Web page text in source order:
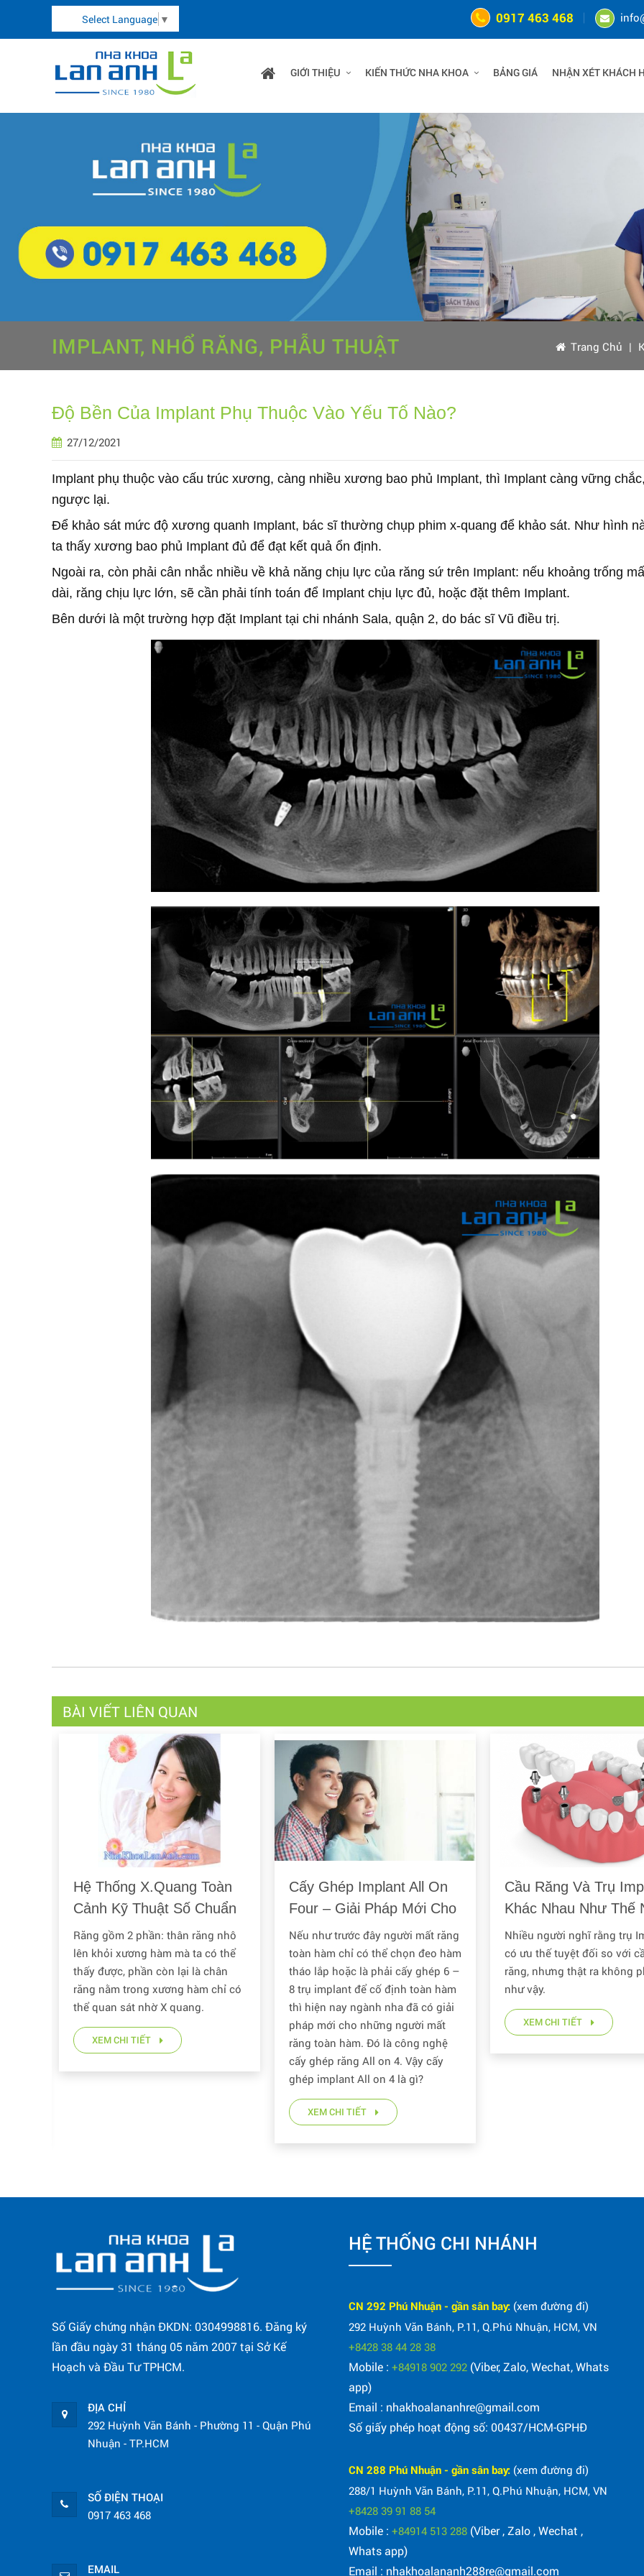
Select Language ▼ 0917 463 468
GIỚI THIỆU KIẾN THỨC NHA KHOA BẢNG GIÁ NHẬN XÉT KHÁCH
IMPLANT, NHỔ RĂNG, PHẪU THUẬT Trang Chủ |
Độ Bền Của Implant Phụ Thuộc Vào Yếu Tố Nào?
27/12/2021
Implant phụ thuộc vào cấu trúc xương, càng nhiều xương bao phủ Implant, thì Implant càng vững
ngược lại.
Để khảo sát mức độ xương quanh Implant, bác sĩ thường chụp phim x-quang để khảo sát. Như hình
ta thấy xương bao phủ Implant đủ để đạt kết quả ổn định.
Ngoài ra, còn phải cân nhắc nhiều về khả năng chịu lực của răng sứ trên Implant: nếu khoảng trống
dài, răng chịu lực lớn, sẽ cần phải tính toán để Implant chịu lực đủ, hoặc đặt thêm Implant.
Bên dưới là một trường hợp đặt Implant tại chi nhánh Sala, quận 2, do bác sĩ Vũ điều trị.
BÀI VIẾT LIÊN QUAN
Cấy Ghép Implant All On
Four – Giải Pháp Mới Cho
Mất Răng Toàn Hàm
Nếu như trước đây người mất răng
toàn hàm chỉ có thể chọn đeo hàm
tháo lắp hoặc là phải cấy ghép 6 –
8 trụ implant để cố định toàn hàm
thì hiện nay ngành nha đã có giải
pháp mới cho những người mất
răng toàn hàm. Đó là công nghệ
Cầu Răng Và Trụ Implant
Khác Nhau Như Thế Nào?
Nhiều người nghĩ rằng trụ Implant
có ưu thế tuyệt đối so với cầu
răng, nhưng thật ra không phải
như vậy.
XEM CHI TIẾT
Hệ Thống Chụp Phim
Cone Beam 3D Hỗ
Cắm Ghép Implant
Toàn Và Hiệu Quả
Chụp phim là một bước
trọng không thể thiếu trong
trị răng miệng. Bên cạnh các
X-quang 2D như Panorex,
Cone Beam 3 chiều sẽ hỗ
sĩ với những thông tin chính
Số Giấy chứng nhận ĐKDN: 0304998816. Đăng ký
lần đầu ngày 31 tháng 05 năm 2007 tại Sở Kế
Hoạch và Đầu Tư TPHCM.
ĐỊA CHỈ
292 Huỳnh Văn Bánh - Phường 11 - Quận Phú
Nhuận - TP.HCM
SỐ ĐIỆN THOẠI
0917 463 468
EMAIL
HỆ THỐNG CHI NHÁNH
CN 292 Phú Nhuận - gần sân bay: (xem đường đi)
292 Huỳnh Văn Bánh, P.11, Q.Phú Nhuận, HCM, VN
+8428 38 44 28 38
Mobile :+84918 902 292 (Viber, Zalo, Wechat, Whats
app)
Email : nhakhoalananhre@gmail.com
Số giấy phép hoạt động số: 00437/HCM-GPHĐ
CN 288 Phú Nhuận - gần sân bay: (xem đường đi)
288/1 Huỳnh Văn Bánh, P.11, Q.Phú Nhuận, HCM, VN
+8428 39 91 88 54
Mobile :+84914 513 288 (Viber , Zalo , Wechat ,
Whats app)
Email : nhakhoalananh288re@gmail.com